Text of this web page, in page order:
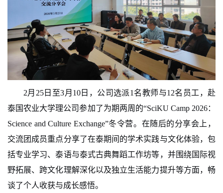
2月 25日至3月 10日，公司选派1 名教师与12名员工，赴
泰国农业大学理公司参加了为期两周的“SciKU Camp 2026：
Science and Culture Exchange”冬令营。在随后的分享会上，
交流团成员重点分享了在泰期间的学术实践与文化体验，包
括专业学习、泰语与泰式古典舞蹈工作坊等，并围绕国际视
野拓展、跨文化理解深化以及独立生活能力提升等方面，畅
谈了个人收获与成长感悟。